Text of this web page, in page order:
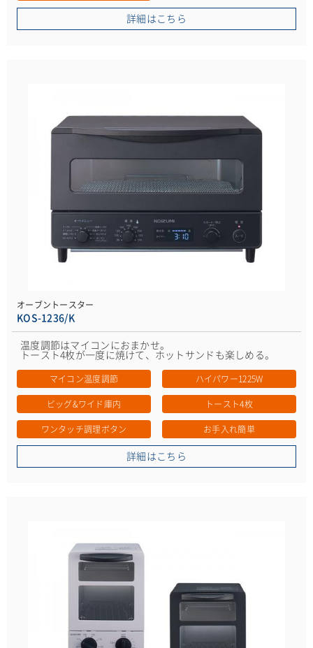
詳細はこちら
オーブントースター
KOS-1236/K
温度調節はマイコンにおまかせ。
トースト4枚が一度に焼けて、ホットサンドも楽しめる。
マイコン温度調節 ハイパワー1225W
ビッグ&ワイド庫内 トースト4枚
ワンタッチ調理ボタン お手入れ簡単
詳細はこちら